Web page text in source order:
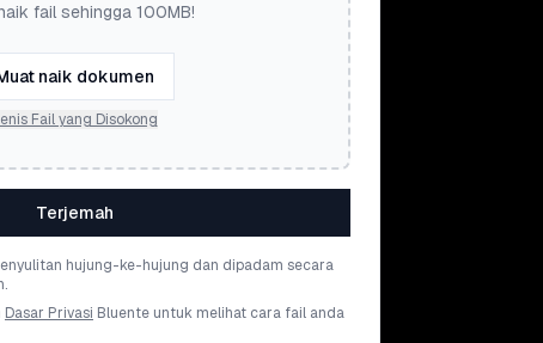
fail sehingga 100MB!
naik dokumen
Fail yang Disokong
Terjemah
hujung-ke-hujung dan dipadam secara
Dasar Privasi Bluente untuk melihat cara fail anda